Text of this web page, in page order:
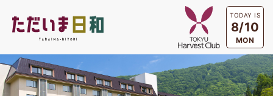
TODAY IS
8/10
MON